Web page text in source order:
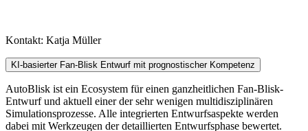
Kontakt: Katja Müller
KI-basierter Fan-Blisk Entwurf mit prognostischer Kompetenz
AutoBlisk ist ein Ecosystem für einen ganzheitlichen Fan-Blisk-
Entwurf und aktuell einer der sehr wenigen multidisziplinären
Simulationsprozesse. Alle integrierten Entwurfsaspekte werden
dabei mit Werkzeugen der detaillierten Entwurfsphase bewertet.